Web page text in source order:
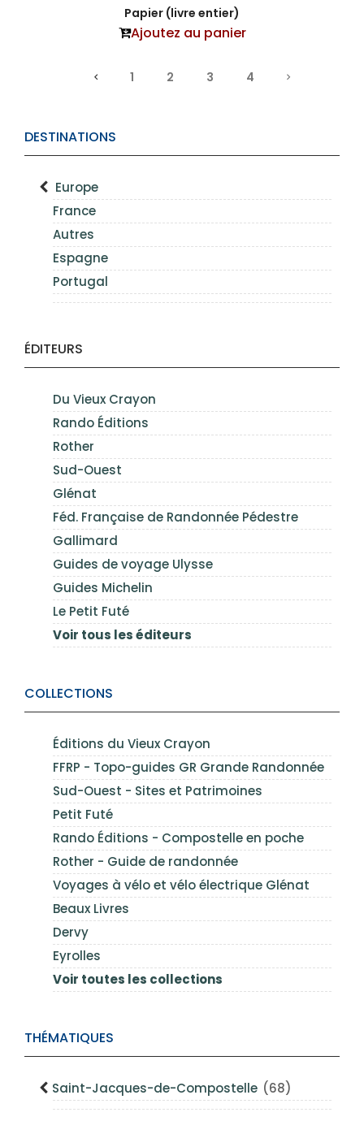
DESTINATIONS
Europe
France
Autres
Espagne
Portugal
ÉDITEURS
Du Vieux Crayon
Rando Éditions
Rother
Sud-Ouest
Glénat
Féd. Française de Randonnée Pédestre
Gallimard
Guides de voyage Ulysse
Guides Michelin
Le Petit Futé
Voir tous les éditeurs
COLLECTIONS
Éditions du Vieux Crayon
FFRP - Topo-guides GR Grande Randonnée
Sud-Ouest - Sites et Patrimoines
Petit Futé
Rando Éditions - Compostelle en poche
Rother - Guide de randonnée
Voyages à vélo et vélo électrique Glénat
Beaux Livres
Dervy
Eyrolles
Voir toutes les collections
THÉMATIQUES
Saint-Jacques-de-Compostelle (68)
Papier (livre entier)
Ajoutez au panier
1 2 3 4